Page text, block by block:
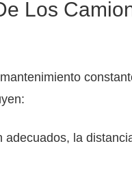
Los
adecuados, la